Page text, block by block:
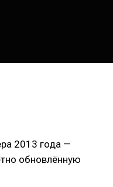
2013 года —
обновлённую